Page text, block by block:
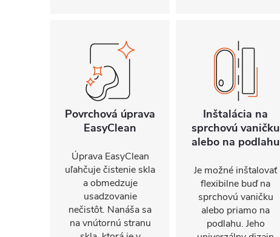
Povrchová úprava
EasyClean
Úprava EasyClean
uľahčuje čistenie skla
a obmedzuje
usadzovanie
nečistôt. Nanáša sa
na vnútornú stranu
Inštalácia na
sprchovú vaničku
alebo na podlahu
Je možné inštalovať
flexibilne buď na
sprchovú vaničku
alebo priamo na
podlahu. Jeho